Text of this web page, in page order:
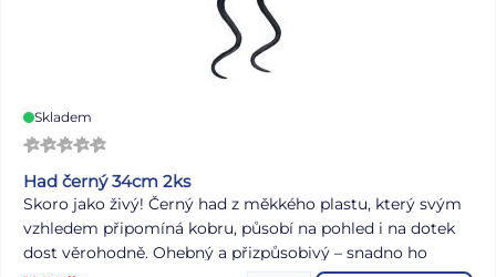
Skladem
Had černý 34cm 2ks
Skoro jako živý! Černý had z měkkého plastu, který svým
vzhledem připomíná kobru, působí na pohled i na dotek
dost věrohodně. Ohebný a přizpůsobivý – snadno ho